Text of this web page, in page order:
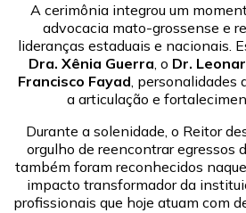
A cerimônia integrou um
advocacia mato-grossense e
lideranças estaduais e nacionais.
Dra. Xênia Guerra, o Dr.
Francisco Fayad, personalidades
a articulação e
Durante a solenidade, o Reitor
orgulho de reencontrar egressos
também foram reconhecidos
impacto transformador da
profissionais que hoje atuam com